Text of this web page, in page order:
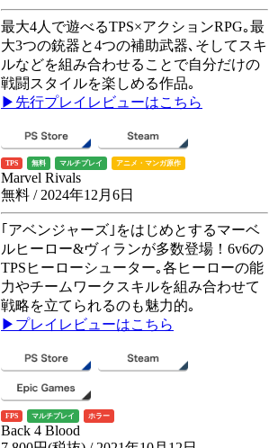
最大4人で遊べるTPS×アクションRPG｡最
大3つの銃器と4つの補助武器､そしてスキ
ルなどを組み合わせることで自分だけの
戦闘スタイルを楽しめる作品｡
▶先行プレイレビューはこちら
TPS 無料 マルチプレイ アニメ・マンガ原作
Marvel Rivals
無料 / 2024年12月6日
｢アベンジャーズ｣をはじめとするマーベ
ルヒーロー&ヴィランが多数登場！6v6の
TPSヒーローシューター｡各ヒーローの能
力やチームワークスキルを組み合わせて
戦略を立てられるのも魅力的｡
▶プレイレビューはこちら
FPS マルチプレイ ホラー
Back 4 Blood